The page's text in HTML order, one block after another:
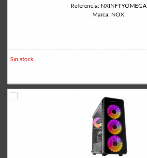
Referencia: NXINFTYOMEGA
Marca: NOX
Sin stock